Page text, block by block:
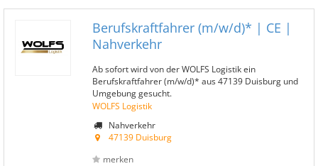
Berufskraftfahrer (m/w/d)* | CE |
Nahverkehr
Ab sofort wird von der WOLFS Logistik ein
Berufskraftfahrer (m/w/d)* aus 47139 Duisburg und
Umgebung gesucht.
WOLFS Logistik
Nahverkehr
47139 Duisburg
merken